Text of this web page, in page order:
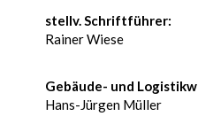
stellv. Schriftführer:
Rainer Wiese
Gebäude- und
Hans-Jürgen Müller